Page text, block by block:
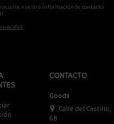
nuestra información de contacto
CONTACTO
Goods
Calle del Castillo,
68